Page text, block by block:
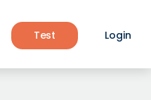
Test Login